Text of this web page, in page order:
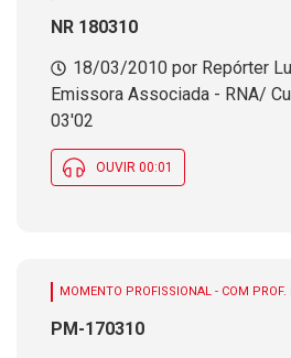
NR 180310
18/03/2010 por Repórter
Emissora Associada - RNA/
03'02
OUVIR 00:01
MOMENTO PROFISSIONAL - COM PROF.
PM-170310